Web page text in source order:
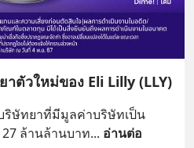
าตัวใหม่ของ Eli Lilly (LLY)
บริษัทยาที่มีมูลค่าบริษัทเป็น
ล้านล้านบาท... อ่านต่อ